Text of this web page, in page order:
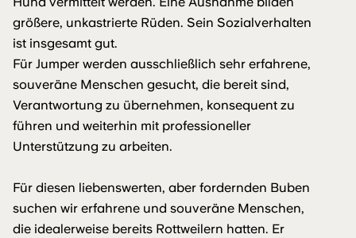
größere, unkastrierte Rüden. Sein Sozialverhalten
ist insgesamt gut.
Für Jumper werden ausschließlich sehr erfahrene,
souveräne Menschen gesucht, die bereit sind,
Verantwortung zu übernehmen, konsequent zu
führen und weiterhin mit professioneller
Unterstützung zu arbeiten.
Für diesen liebenswerten, aber fordernden Buben
suchen wir erfahrene und souveräne Menschen,
die idealerweise bereits Rottweilern hatten. Er